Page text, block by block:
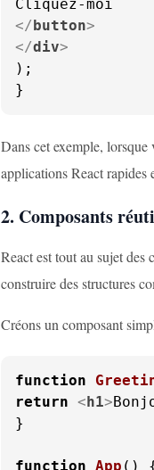
</button>
</div>
);
}
Dans cet exemple,
applications React rapides
2. Composants
React est tout au sujet
construire des structures
Créons un composant
function
return <h1>
}
function App (